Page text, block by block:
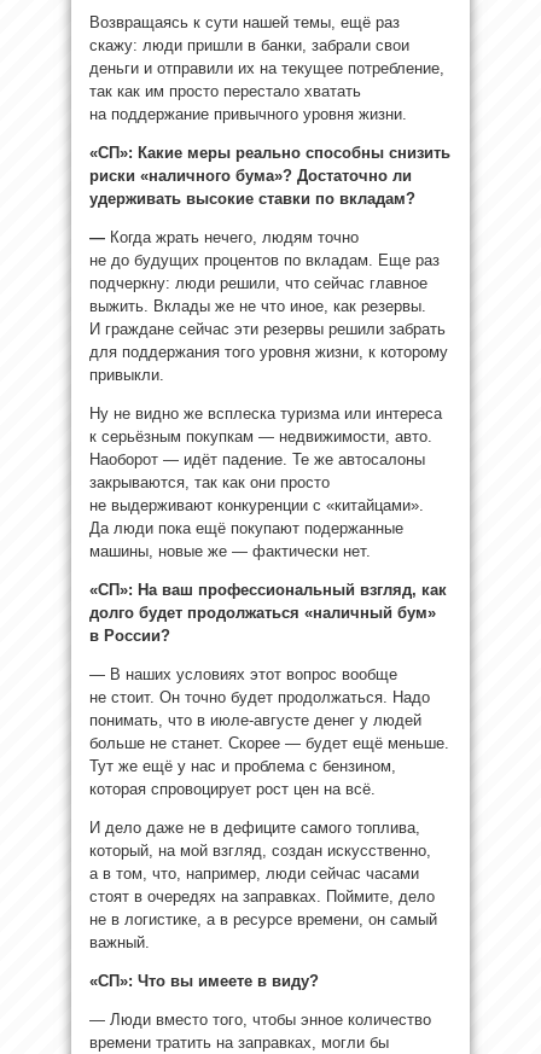
Возвращаясь к сути нашей темы, ещё раз
скажу: люди пришли в банки, забрали свои
деньги и отправили их на текущее потребление,
так как им просто перестало хватать
на поддержание привычного уровня жизни.
«СП»: Какие меры реально способны снизить
риски «наличного бума»? Достаточно ли
удерживать высокие ставки по вкладам?
— Когда жрать нечего, людям точно
не до будущих процентов по вкладам. Еще раз
подчеркну: люди решили, что сейчас главное
выжить. Вклады же не что иное, как резервы.
И граждане сейчас эти резервы решили забрать
для поддержания того уровня жизни, к которому
привыкли.
Ну не видно же всплеска туризма или интереса
к серьёзным покупкам — недвижимости, авто.
Наоборот — идёт падение. Те же автосалоны
закрываются, так как они просто
не выдерживают конкуренции с «китайцами».
Да люди пока ещё покупают подержанные
машины, новые же — фактически нет.
«СП»: На ваш профессиональный взгляд, как
долго будет продолжаться «наличный бум»
в России?
— В наших условиях этот вопрос вообще
не стоит. Он точно будет продолжаться. Надо
понимать, что в июле-августе денег у людей
больше не станет. Скорее — будет ещё меньше.
Тут же ещё у нас и проблема с бензином,
которая спровоцирует рост цен на всё.
И дело даже не в дефиците самого топлива,
который, на мой взгляд, создан искусственно,
а в том, что, например, люди сейчас часами
стоят в очередях на заправках. Поймите, дело
не в логистике, а в ресурсе времени, он самый
важный.
«СП»: Что вы имеете в виду?
— Люди вместо того, чтобы энное количество
времени тратить на заправках, могли бы